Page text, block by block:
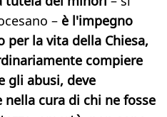
– è l'impegno
la vita della Chiesa,
compiere
gli abusi, deve
cura di chi ne fosse